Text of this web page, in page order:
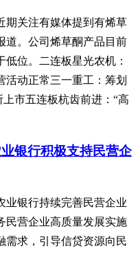
期关注有媒体提到有烯草
道。公司烯草酮产品目前
位。二连板星光农机：
活动正常三一重工：筹划
市五连板杭齿前进：“高
银行积极支持民营企
业银行持续完善民营企业
民营企业高质量发展实施
需求，引导信贷资源向民